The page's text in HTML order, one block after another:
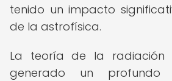
tenido un impacto
de la astrofísica.
La teoría de la radiación
generado un